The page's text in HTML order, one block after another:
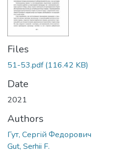
Files
51-53.pdf(116.42 KB)
Date
2021
Authors
Гут, Сергій Федорович
Gut, Serhii F.